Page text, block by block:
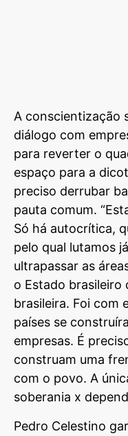
A conscientização
diálogo com
para reverter o
espaço para a
preciso derrubar
pauta comum.
Só há autocrítica,
pelo qual lutamos
ultrapassar as
o Estado brasileiro
brasileira. Foi com
países se
empresas. É
construam uma
com o povo. A
soberania x
Pedro Celestino